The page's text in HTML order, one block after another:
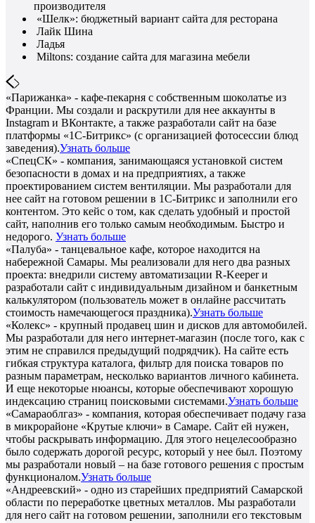
производителя
«Шелк»: бюджетный вариант сайта для ресторана
Лайк Шина
Ладья
Miltons: создание сайта для магазина мебели
«Парижанка» - кафе-пекарня с собственным шоколатье из
Франции. Мы создали и раскрутили для нее аккаунты в
Instagram и ВКонтакте, а также разработали сайт на базе
платформы «1С-Битрикс» (с организацией фотосессии блюд
заведения).Узнать больше
«СпецСК» - компания, занимающаяся установкой систем
безопасности в домах и на предприятиях, а также
проектированием систем вентиляции. Мы разработали для
нее сайт на готовом решении в 1С-Битрикс и заполнили его
контентом. Это кейс о том, как сделать удобный и простой
сайт, наполнив его только самым необходимым. Быстро и
недорого. Узнать больше
«Палуба» - танцевальное кафе, которое находится на
набережной Самары. Мы реализовали для него два разных
проекта: внедрили систему автоматизации R-Keeper и
разработали сайт с индивидуальным дизайном и банкетным
калькулятором (пользователь может в онлайне рассчитать
стоимость намечающегося праздника).Узнать больше
«Колекс» - крупный продавец шин и дисков для автомобилей.
Мы разработали для него интернет-магазин (после того, как с
этим не справился предыдущий подрядчик). На сайте есть
гибкая структура каталога, фильтр для поиска товаров по
разным параметрам, несколько вариантов личного кабинета.
И еще некоторые нюансы, которые обеспечивают хорошую
индексацию страниц поисковыми системами.Узнать больше
«Самараоблгаз» - компания, которая обеспечивает подачу газа
в микрорайоне «Крутые ключи» в Самаре. Сайт ей нужен,
чтобы раскрывать информацию. Для этого нецелесообразно
было содержать дорогой ресурс, который у нее был. Поэтому
мы разработали новый – на базе готового решения с простым
функционалом.Узнать больше
«Андреевский» - одно из старейших предприятий Самарской
области по переработке цветных металлов. Мы разработали
для него сайт на готовом решении, заполнили его текстовым